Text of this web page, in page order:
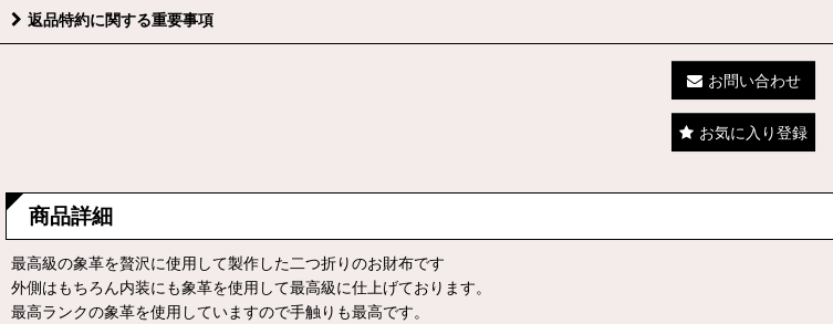
返品特約に関する重要事項
お問い合わせ
お気に入り登録
商品詳細
最高級の象革を贅沢に使用して製作した二つ折りのお財布です
外側はもちろん内装にも象革を使用して最高級に仕上げております。
最高ランクの象革を使用していますので手触りも最高です。